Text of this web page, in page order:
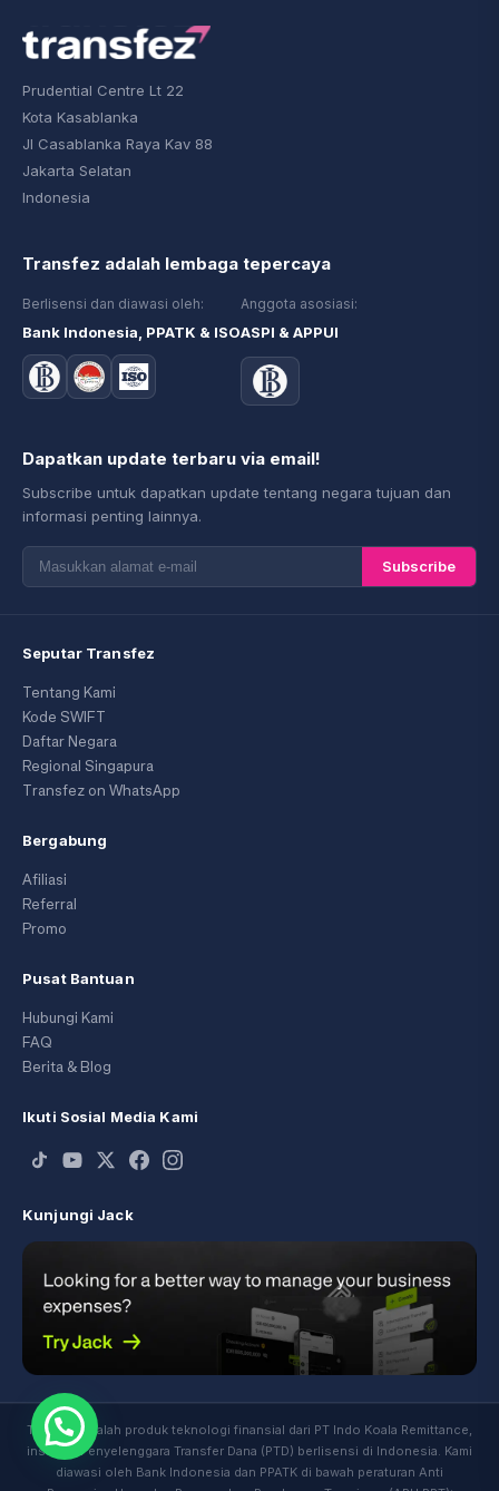
Prudential Centre Lt 22
Kota Kasablanka
Jl Casablanka Raya Kav 88
Jakarta Selatan
Indonesia
Transfez adalah lembaga tepercaya
Berlisensi dan diawasi oleh:
Bank Indonesia, PPATK & ISO
Anggota asosiasi:
ASPI & APPUI
Dapatkan update terbaru via email!
Subscribe untuk dapatkan update tentang negara tujuan dan
informasi penting lainnya.
Subscribe
Seputar Transfez
Tentang Kami
Kode SWIFT
Daftar Negara
Regional Singapura
Transfez on WhatsApp
Bergabung
Afiliasi
Referral
Promo
Pusat Bantuan
Hubungi Kami
FAQ
Berita & Blog
Ikuti Sosial Media Kami
Kunjungi Jack
Transfez adalah produk teknologi finansial dari PT Indo Koala Remittance,
institusi Penyelenggara Transfer Dana (PTD) berlisensi di Indonesia. Kami
diawasi oleh Bank Indonesia dan PPATK di bawah peraturan Anti